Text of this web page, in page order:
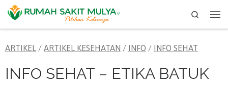
Skip to content
Search
ARTIKEL / ARTIKEL KESEHATAN / INFO / INFO SEHAT
INFO SEHAT – ETIKA BATUK